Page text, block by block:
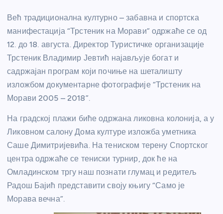
Већ традиционална културно – забавна и спортска
манифестација “Трстеник на Морави” одржаће се од
12. до 18. августа. Директор Туристичке организације
Трстеник Владимир Јевтић најављује богат и
садржајан програм који почиње на шеталишту
изложбом документарне фотографије “Трстеник на
Морави 2005 – 2018”.
На градској плажи биће одржана ликовна колонија, а у
Ликовном салону Дома културе изложба уметника
Саше Димитријевића. На тениском терену Спортског
центра одржаће се тениски турнир, док ће на
Омладинском тргу наш познати глумац и редитељ
Радош Бајић представити своју књигу “Само је
Морава вечна”.